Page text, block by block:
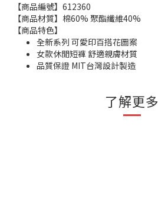
【商品編號】612360
【商品材質】棉60% 聚酯纖維40%
【商品特色】
全新系列 可愛印百搭花圖案
女款休閒短褲 舒適親膚材質
品質保證 MIT台灣設計製造
了解更多